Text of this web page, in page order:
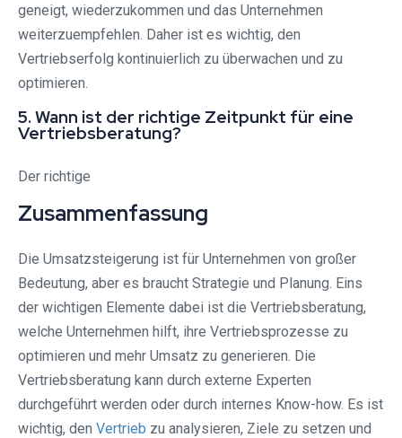
geneigt, wiederzukommen und das Unternehmen
weiterzuempfehlen. Daher ist es wichtig, den
Vertriebserfolg kontinuierlich zu überwachen und zu
optimieren.
5. Wann ist der richtige Zeitpunkt für eine
Vertriebsberatung?
Der richtige
Zusammenfassung
Die Umsatzsteigerung ist für Unternehmen von großer
Bedeutung, aber es braucht Strategie und Planung. Eins
der wichtigen Elemente dabei ist die Vertriebsberatung,
welche Unternehmen hilft, ihre Vertriebsprozesse zu
optimieren und mehr Umsatz zu generieren. Die
Vertriebsberatung kann durch externe Experten
durchgeführt werden oder durch internes Know-how. Es ist
wichtig, den Vertrieb zu analysieren, Ziele zu setzen und